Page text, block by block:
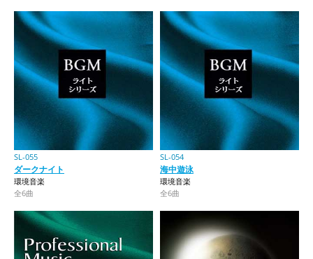
SL-055
ダークナイト
環境音楽
全6曲
SL-054
海中遊泳
環境音楽
全6曲